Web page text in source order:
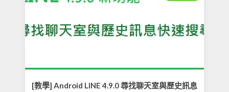
[教學] Android LINE 4.9.0 尋找聊天室與歷史訊息